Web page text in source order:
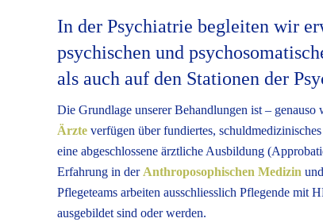
In der Psychiatrie begleiten wir
psychischen und
als auch auf den Stationen der
Die Grundlage unserer Behandlungen ist –
Ärzte verfügen über fundiertes,
eine abgeschlossene ärztliche Ausbildung
Erfahrung in der Anthroposophischen Medizin
Pflegeteams arbeiten ausschliesslich Pflegende mit
ausgebildet sind oder werden.